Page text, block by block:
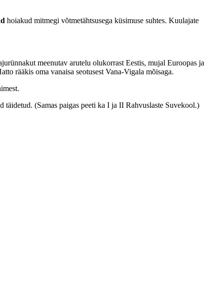
hoiakud mitmegi võtmetähtsusega küsimuse suhtes. Kuulajate
meenutav arutelu olukorrast Eestis, mujal Euroopas ja
rääkis oma vanaisa seotusest Vana-Vigala mõisaga.
(Samas paigas peeti ka I ja II Rahvuslaste Suvekool.)